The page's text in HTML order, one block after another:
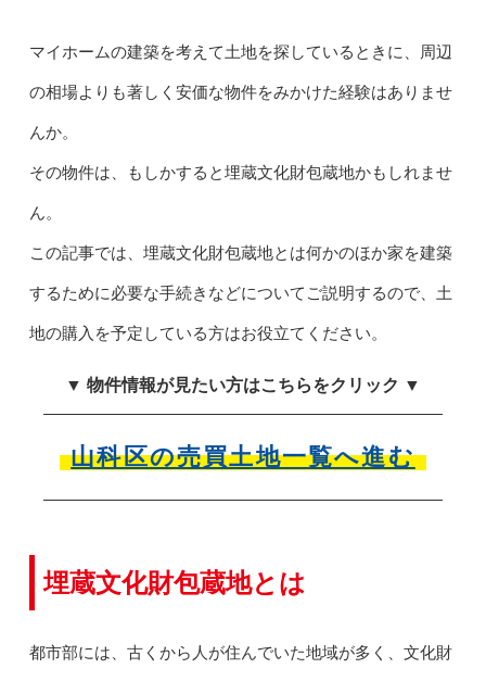
マイホームの建築を考えて土地を探しているときに、周辺
の相場よりも著しく安価な物件をみかけた経験はありませ
んか。
その物件は、もしかすると埋蔵文化財包蔵地かもしれませ
ん。
この記事では、埋蔵文化財包蔵地とは何かのほか家を建築
するために必要な手続きなどについてご説明するので、土
地の購入を予定している方はお役立てください。
▼ 物件情報が見たい方はこちらをクリック ▼
山科区の売買土地一覧へ進む
埋蔵文化財包蔵地とは
都市部には、古くから人が住んでいた地域が多く、文化財